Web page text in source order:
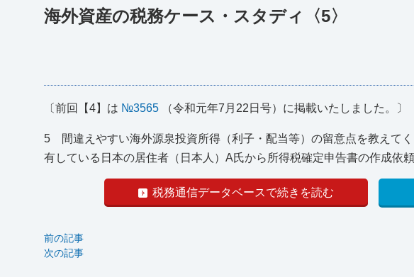
海外資産の税務ケース・スタディ〈5〉
〔前回【4】は №3565 （令和元年7月22日号）に掲載いたしました。〕
5 間違えやすい海外源泉投資所得（利子・配当等）の留意点を教えて
有している日本の居住者（日本人）A氏から所得税確定申告書の作成依
税務通信データベースで続きを読む
前の記事
次の記事